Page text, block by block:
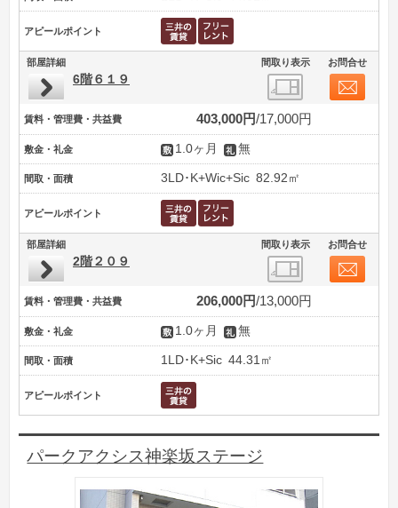
アピールポイント
部屋詳細 間取り表示 お問合せ
6階６１９
賃料・管理費・共益費 403,000円 17,000円
敷金・礼金 1.0ヶ月 無
間取・面積 3LD･K+Wic+Sic 82.92㎡
アピールポイント
部屋詳細 間取り表示 お問合せ
2階２０９
賃料・管理費・共益費 206,000円 13,000円
敷金・礼金 1.0ヶ月 無
間取・面積 1LD･K+Sic 44.31㎡
アピールポイント
パークアクシス神楽坂ステージ